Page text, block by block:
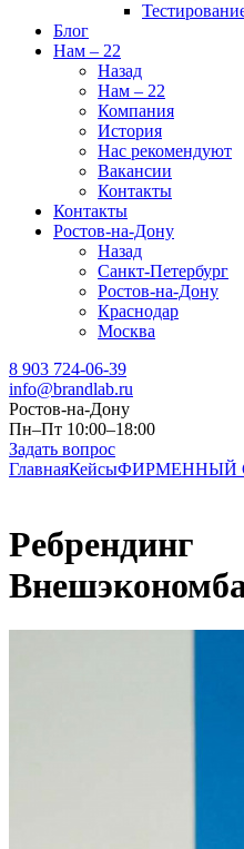
Блог
Нам – 22
Назад
Нам – 22
Компания
История
Нас рекомендуют
Вакансии
Контакты
Контакты
Ростов-на-Дону
Назад
Санкт-Петербург
Ростов-на-Дону
Краснодар
Москва
8 903 724-06-39
info@brandlab.ru
Ростов-на-Дону
Пн–Пт 10:00–18:00
Задать вопрос
ГлавнаяКейсыФИРМЕННЫЙ
Ребрендинг